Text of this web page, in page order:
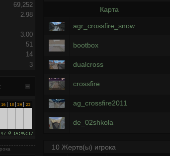
69,252
2.98
3.00
51
14
3
Карта
agr_crossfire_snow
bootbox
dualcross
crossfire
ag_crossfire2011
de_02shkola
10 Жертв(ы) игрока